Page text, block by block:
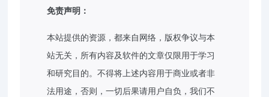
免责声明：
本站提供的资源，都来自网络，版权争议与本
站无关，所有内容及软件的文章仅限用于学习
和研究目的。不得将上述内容用于商业或者非
法用途，否则，一切后果请用户自负，我们不